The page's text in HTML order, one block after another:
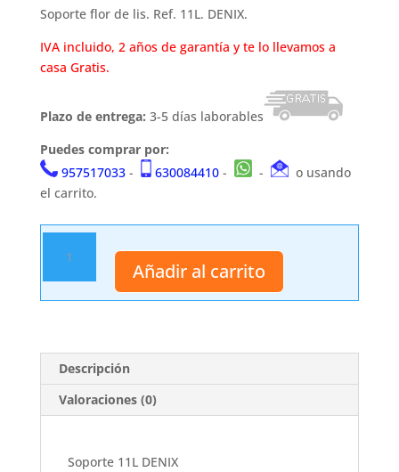
Soporte flor de lis. Ref. 11L. DENIX.
IVA incluido, 2 años de garantía y te lo llevamos a
casa Gratis.
Plazo de entrega: 3-5 días laborables
Puedes comprar por:
957517033- 630084410- -
o usando
el carrito.
DENIX
cantidad
Añadir al carrito
Descripción
Valoraciones (0)
Soporte 11L DENIX